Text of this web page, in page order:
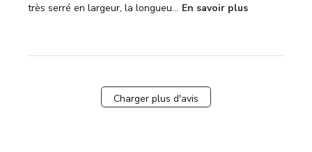
très serré en largeur, la longueu... En savoir plus
Charger plus d'avis